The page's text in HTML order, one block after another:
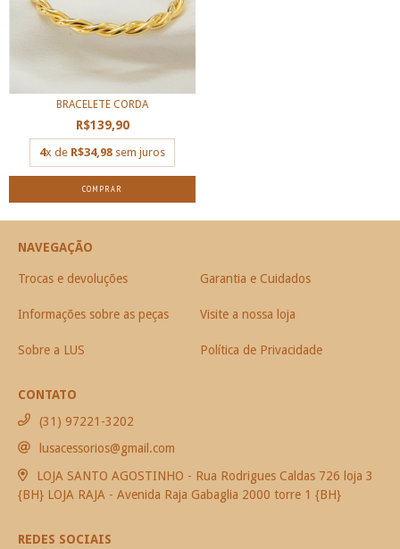
BRACELETE CORDA
R$139,90
4x de R$34,98 sem juros
COMPRAR
NAVEGAÇÃO
Trocas e devoluções Garantia e Cuidados
Informações sobre as peças Visite a nossa loja
Sobre a LUS Política de Privacidade
CONTATO
(31) 97221-3202
lusacessorios@gmail.com
LOJA SANTO AGOSTINHO - Rua Rodrigues Caldas 726 loja 3
{BH} LOJA RAJA - Avenida Raja Gabaglia 2000 torre 1 {BH}
REDES SOCIAIS